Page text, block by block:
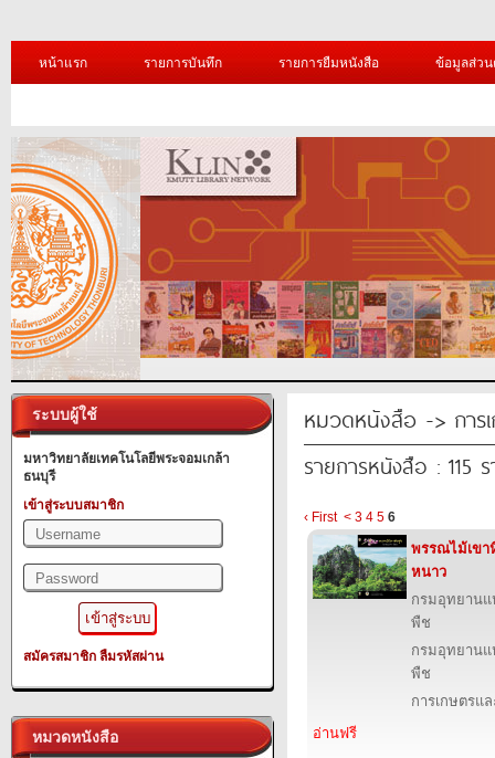
หน้าแรก รายการบันทึก รายการยืมหนังสือ ข้อมูลส่ว
ระบบผู้ใช้
มหาวิทยาลัยเทคโนโลยีพระจอมเกล้า
ธนบุรี
เข้าสู่ระบบสมาชิก
สมัครสมาชิก ลืมรหัสผ่าน
หมวดหนังสือ
หมวดหนังสือ -> การ
รายการหนังสือ : 115
‹ First < 3 4 5 6
พรรณไม้เขา
หนาว
กรมอุทยาน
พืช
กรมอุทยาน
พืช
การเกษตรแ
อ่านฟรี